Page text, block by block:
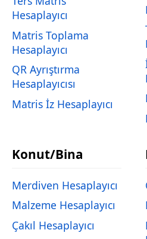
Hesaplayıcı
Matris Toplama
Hesaplayıcı
QR Ayrıştırma
Hesaplayıcısı
Matris İz Hesaplayıcı
Konut/Bina
Merdiven Hesaplayıcı
Malzeme Hesaplayıcı
Çakıl Hesaplayıcı